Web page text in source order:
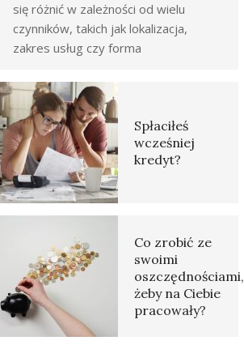
się różnić w zależności od wielu
czynników, takich jak lokalizacja,
zakres usług czy forma
Spłaciłeś
wcześniej
kredyt?
Co zrobić ze
swoimi
oszczędnościami,
żeby na Ciebie
pracowały?